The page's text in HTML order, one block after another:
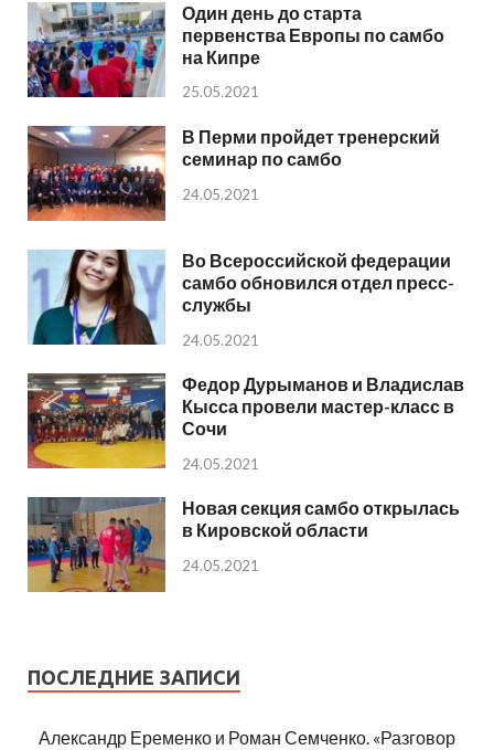
Один день до старта
первенства Европы по самбо
на Кипре
25.05.2021
В Перми пройдет тренерский
семинар по самбо
24.05.2021
Во Всероссийской федерации
самбо обновился отдел пресс-
службы
24.05.2021
Федор Дурыманов и Владислав
Кысса провели мастер-класс в
Сочи
24.05.2021
Новая секция самбо открылась
в Кировской области
24.05.2021
ПОСЛЕДНИЕ ЗАПИСИ
Александр Еременко и Роман Семченко. «Разговор